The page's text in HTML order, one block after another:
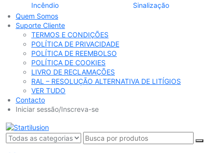
Incêndio
Sinalização
Quem Somos
Suporte Cliente
TERMOS E CONDIÇÕES
POLÍTICA DE PRIVACIDADE
POLÍTICA DE REEMBOLSO
POLÍTICA DE COOKIES
LIVRO DE RECLAMAÇÕES
RAL – RESOLUÇÃO ALTERNATIVA DE LITÍGIOS
VER TUDO
Contacto
Iniciar sessão/Inscreva-se